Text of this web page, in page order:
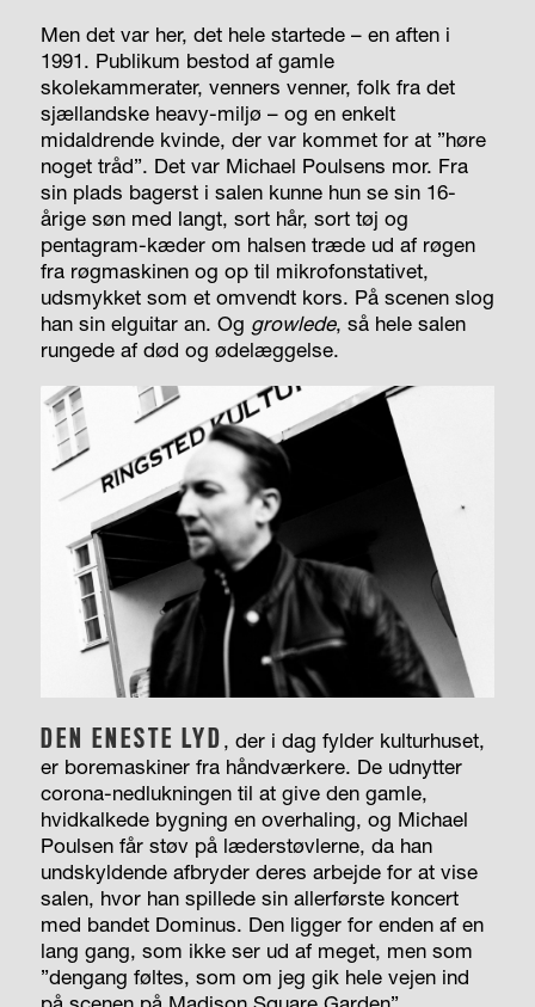
Men det var her, det hele startede – en aften i
1991. Publikum bestod af gamle
skolekammerater, venners venner, folk fra det
sjællandske heavy-miljø – og en enkelt
midaldrende kvinde, der var kommet for at ”høre
noget tråd”. Det var Michael Poulsens mor. Fra
sin plads bagerst i salen kunne hun se sin 16-
årige søn med langt, sort hår, sort tøj og
pentagram-kæder om halsen træde ud af røgen
fra røgmaskinen og op til mikrofonstativet,
udsmykket som et omvendt kors. På scenen slog
han sin elguitar an. Og growlede, så hele salen
rungede af død og ødelæggelse.
DEN ENESTE LYD, der i dag fylder kulturhuset,
er boremaskiner fra håndværkere. De udnytter
corona-nedlukningen til at give den gamle,
hvidkalkede bygning en overhaling, og Michael
Poulsen får støv på læderstøvlerne, da han
undskyldende afbryder deres arbejde for at vise
salen, hvor han spillede sin allerførste koncert
med bandet Dominus. Den ligger for enden af en
lang gang, som ikke ser ud af meget, men som
”dengang føltes, som om jeg gik hele vejen ind